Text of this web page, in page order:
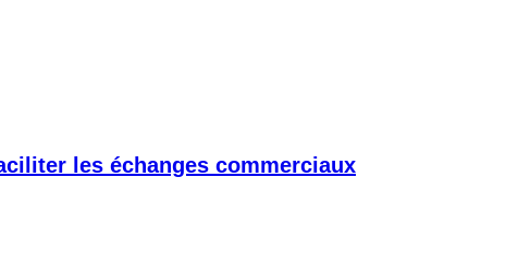
les échanges commerciaux